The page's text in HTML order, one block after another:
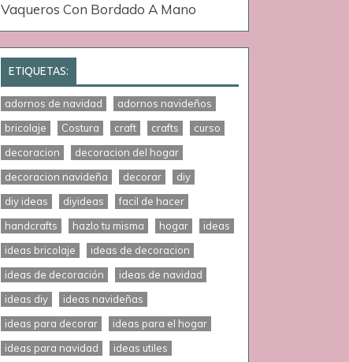
Vaqueros Con Bordado A Mano
ETIQUETAS:
adornos de navidad
adornos navideños
bricolaje
Costura craft crafts
curso
decoracion
decoracion del hogar
decoracion navideña
decorar
diy
diy ideas
diyideas
facil de hacer
handcrafts
hazlo tu misma hogar
ideas
ideas bricolaje
ideas de decoracion
ideas de decoración
ideas de navidad
ideas diy
ideas navideñas
ideas para decorar
ideas para el hogar
ideas para navidad
ideas utiles